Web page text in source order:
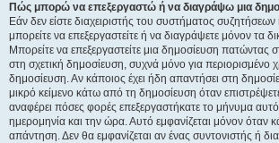
Πώς μπορώ να επεξεργαστώ ή να διαγράψω μια
Εάν δεν είστε διαχειριστής του συστήματος
μπορείτε να επεξεργαστείτε ή να διαγράψετε μόνον τα
Μπορείτε να επεξεργαστείτε μια δημοσίευση πατώντας
στη σχετική δημοσίευση, συχνά μόνο για περιορισμένο
δημοσίευση. Αν κάποιος έχει ήδη απαντήσει στη
μικρό κείμενο κάτω από τη δημοσίευση όταν
αναφέρει πόσες φορές επεξεργαστήκατε το μήνυμα
ημερομηνία και την ώρα. Αυτό εμφανίζεται μόνον όταν
απάντηση. Δεν θα εμφανίζεται αν ένας συντονιστής ή